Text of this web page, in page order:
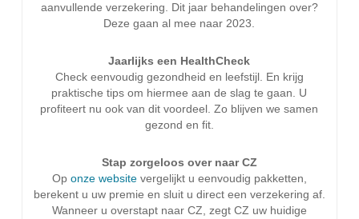
aanvullende verzekering. Dit jaar behandelingen over?
Deze gaan al mee naar 2023.
Jaarlijks een HealthCheck
Check eenvoudig gezondheid en leefstijl. En krijg
praktische tips om hiermee aan de slag te gaan. U
profiteert nu ook van dit voordeel. Zo blijven we samen
gezond en fit.
Stap zorgeloos over naar CZ
Op onze website vergelijkt u eenvoudig pakketten,
berekent u uw premie en sluit u direct een verzekering af.
Wanneer u overstapt naar CZ, zegt CZ uw huidige